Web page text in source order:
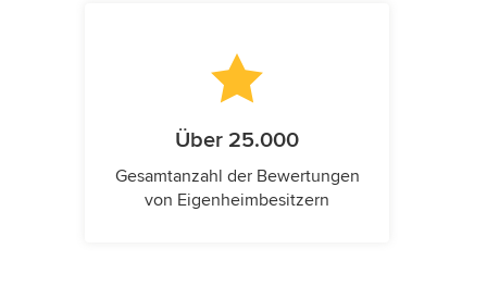
Über 25.000
Gesamtanzahl der Bewertungen
von Eigenheimbesitzern